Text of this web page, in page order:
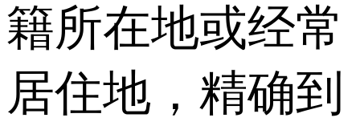
籍所在地或经常
居住地，精确到